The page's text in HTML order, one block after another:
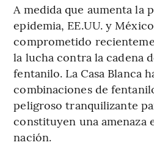
A medida que aumenta la
epidemia, EE.UU. y
comprometido
la lucha contra la cadena
fentanilo. La Casa Blanca
combinaciones de
peligroso tranquilizante
constituyen una amenaza
nación.